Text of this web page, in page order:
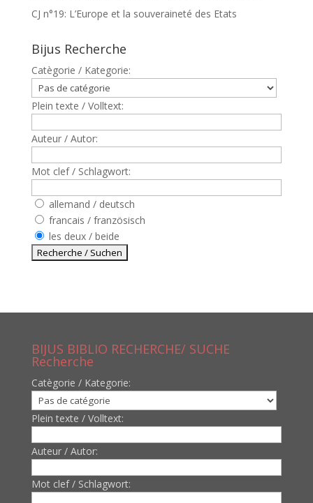
CJ n°19: L’Europe et la souveraineté des Etats
Bijus Recherche
Catègorie / Kategorie:
Plein texte / Volltext:
Auteur / Autor:
Mot clef / Schlagwort:
allemand / deutsch
francais / französisch
les deux / beide
BIJUS BIBLIO RECHERCHE/ SUCHE
Recherche
Catègorie / Kategorie:
Plein texte / Volltext:
Auteur / Autor:
Mot clef / Schlagwort: